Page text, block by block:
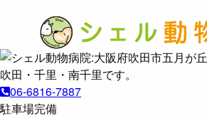
06-6816-7887
駐車場完備